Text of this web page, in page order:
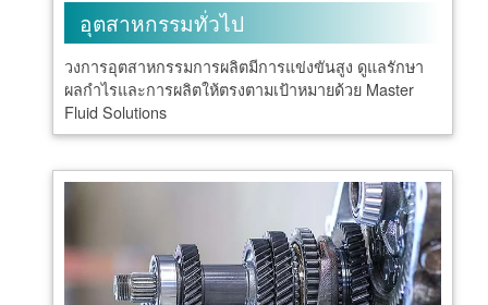
อุตสาหกรรมทั่วไป
วงการอุตสาหกรรมการผลิตมีการแข่งขันสูง ดูแลรักษา
ผลกำไรและการผลิตให้ตรงตามเป้าหมายด้วย Master
Fluid Solutions